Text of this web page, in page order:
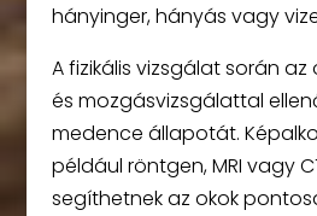
hányinger, hányás vagy
A fizikális vizsgálat során
és mozgásvizsgálattal
medence állapotát.
például röntgen, MRI vagy
segíthetnek az okok